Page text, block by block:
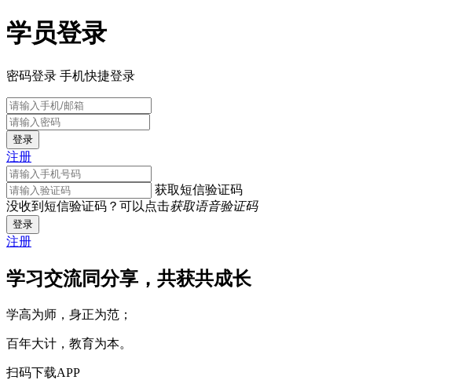
学员登录
密码登录 手机快捷登录
登录
注册
获取短信验证码
没收到短信验证码？可以点击获取语音验证码
登录
注册
学习交流同分享，共获共成长
学高为师，身正为范；
百年大计，教育为本。
扫码下载APP